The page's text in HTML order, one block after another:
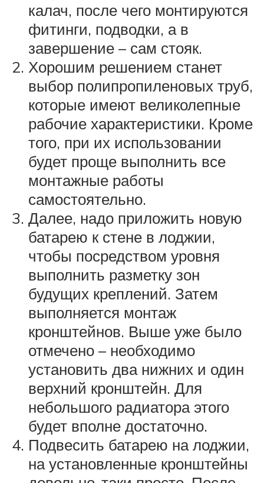
калач, после чего монтируются
фитинги, подводки, а в
завершение – сам стояк.
Хорошим решением станет
выбор полипропиленовых труб,
которые имеют великолепные
рабочие характеристики. Кроме
того, при их использовании
будет проще выполнить все
монтажные работы
самостоятельно.
Далее, надо приложить новую
батарею к стене в лоджии,
чтобы посредством уровня
выполнить разметку зон
будущих креплений. Затем
выполняется монтаж
кронштейнов. Выше уже было
отмечено – необходимо
установить два нижних и один
верхний кронштейн. Для
небольшого радиатора этого
будет вполне достаточно.
Подвесить батарею на лоджии,
на установленные кронштейны